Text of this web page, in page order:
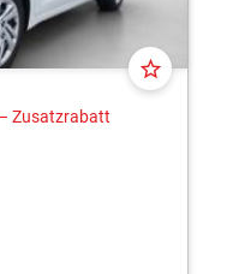
star_border
Zusatzrabatt